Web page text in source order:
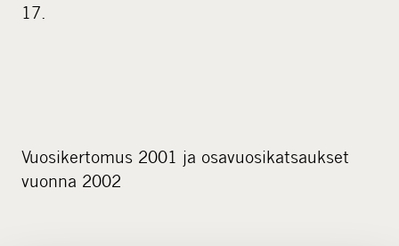
17.
Vuosikertomus 2001 ja osavuosikatsaukset
vuonna 2002